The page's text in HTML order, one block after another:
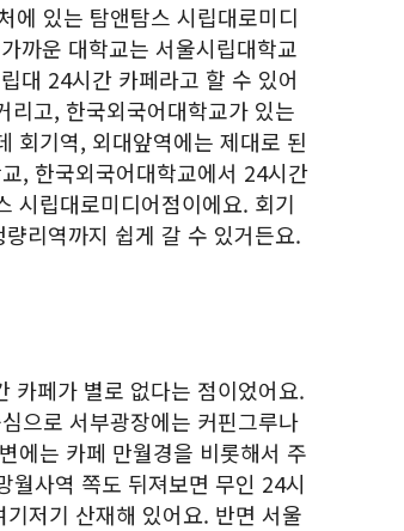
에 있는 탐앤탐스 시립대로미디
까운 대학교는 서울시립대학교
대 24시간 카페라고 할 수 있어
리고, 한국외국어대학교가 있는
회기역, 외대앞역에는 제대로 된
, 한국외국어대학교에서 24시간
시립대로미디어점이에요. 회기
리역까지 쉽게 갈 수 있거든요.
카페가 별로 없다는 점이었어요.
으로 서부광장에는 커핀그루나
에는 카페 만월경을 비롯해서 주
월사역 쪽도 뒤져보면 무인 24시
저기 산재해 있어요. 반면 서울